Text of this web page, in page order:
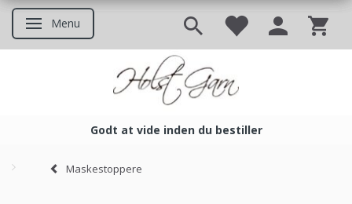
Skifte navigation
Menu
Godt at vide inden du bestiller
Maskestoppere